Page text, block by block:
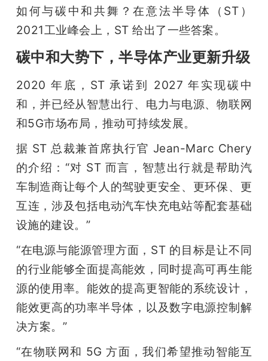
如何与碳中和共舞？在意法半导体（ST）
2021工业峰会上，ST 给出了一些答案。
碳中和大势下，半导体产业更新升级
2020 年底，ST 承诺到 2027 年实现碳中
和，并已经从智慧出行、电力与电源、物联网
和5G市场布局，推动可持续发展。
据 ST 总裁兼首席执行官 Jean-Marc Chery
的介绍：“对 ST 而言，智慧出行就是帮助汽
车制造商让每个人的驾驶更安全、更环保、更
互连，涉及包括电动汽车快充电站等配套基础
设施的建设。”
“在电源与能源管理方面，ST 的目标是让不同
的行业能够全面提高能效，同时提高可再生能
源的使用率。能效的提高更智能的系统设计，
能效更高的功率半导体，以及数字电源控制解
决方案。”
“在物联网和 5G 方面，我们希望推动智能互